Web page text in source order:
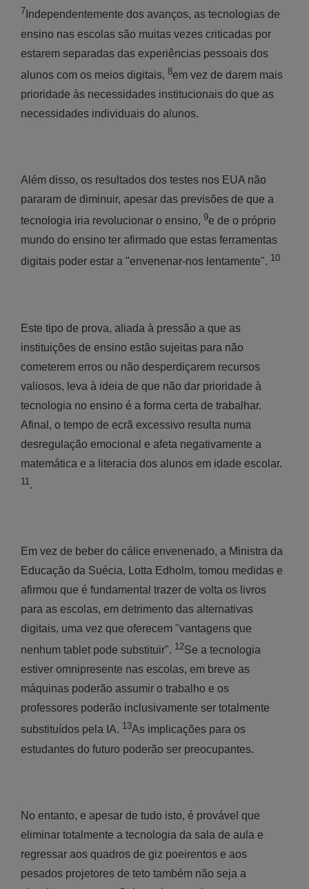
7 Independentemente dos avanços, as tecnologias de
ensino nas escolas são muitas vezes criticadas por
estarem separadas das experiências pessoais dos
alunos com os meios digitais, 8em vez de darem mais
prioridade às necessidades institucionais do que as
necessidades individuais do alunos.
Além disso, os resultados dos testes nos EUA não
pararam de diminuir, apesar das previsões de que a
tecnologia iria revolucionar o ensino, 9e de o próprio
mundo do ensino ter afirmado que estas ferramentas
digitais poder estar a "envenenar-nos lentamente". 10
Este tipo de prova, aliada à pressão a que as
instituições de ensino estão sujeitas para não
cometerem erros ou não desperdiçarem recursos
valiosos, leva à ideia de que não dar prioridade à
tecnologia no ensino é a forma certa de trabalhar.
Afinal, o tempo de ecrã excessivo resulta numa
desregulação emocional e afeta negativamente a
matemática e a literacia dos alunos em idade escolar.
11.
Em vez de beber do cálice envenenado, a Ministra da
Educação da Suécia, Lotta Edholm, tomou medidas e
afirmou que é fundamental trazer de volta os livros
para as escolas, em detrimento das alternativas
digitais, uma vez que oferecem "vantagens que
nenhum tablet pode substituir". 12Se a tecnologia
estiver omnipresente nas escolas, em breve as
máquinas poderão assumir o trabalho e os
professores poderão inclusivamente ser totalmente
substituídos pela IA. 13As implicações para os
estudantes do futuro poderão ser preocupantes.
No entanto, e apesar de tudo isto, é provável que
eliminar totalmente a tecnologia da sala de aula e
regressar aos quadros de giz poeirentos e aos
pesados projetores de teto também não seja a